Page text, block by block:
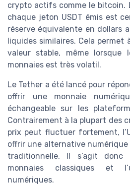
crypto actifs comme le bitcoin.
chaque jeton USDT émis est
réserve équivalente en dollars
liquides similaires. Cela permet
valeur stable, même lorsque
monnaies est très volatil.
Le Tether a été lancé pour
offrir une monnaie
échangeable sur les
Contrairement à la plupart des
prix peut fluctuer fortement,
offrir une alternative
traditionnelle. Il s’agit
monnaies classiques et
numériques.